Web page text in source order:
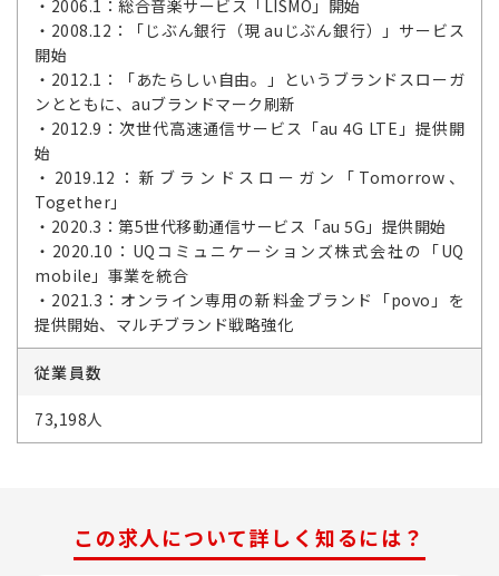
・2006.1：総合音楽サービス「LISMO」開始
・2008.12：「じぶん銀行（現 auじぶん銀行）」サービス
開始
・2012.1：「あたらしい自由。」というブランドスローガ
ンとともに、auブランドマーク刷新
・2012.9：次世代高速通信サービス「au 4G LTE」提供開
始
・2019.12：新ブランドスローガン「Tomorrow、
Together」
・2020.3：第5世代移動通信サービス「au 5G」提供開始
・2020.10：UQコミュニケーションズ株式会社の「UQ
mobile」事業を統合
・2021.3：オンライン専用の新料金ブランド「povo」を
提供開始、マルチブランド戦略強化
従業員数
73,198人
この求人について詳しく知るには？